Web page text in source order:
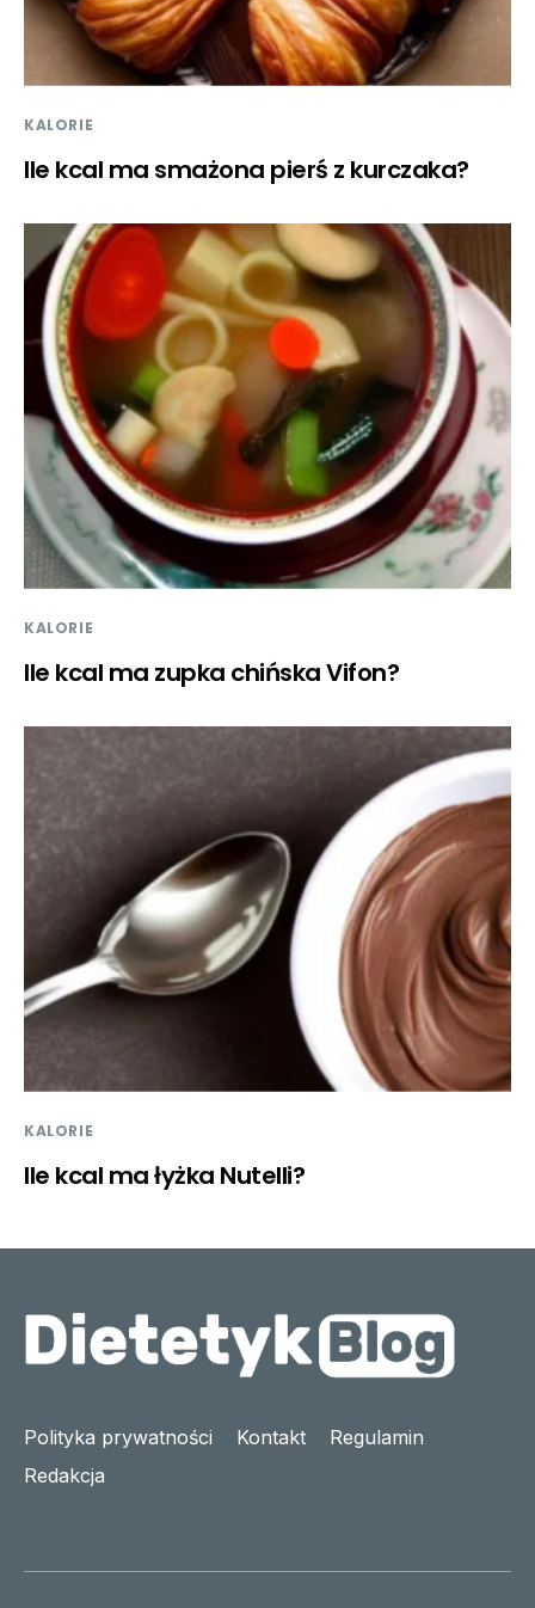
KALORIE
Ile kcal ma smażona pierś z kurczaka?
KALORIE
Ile kcal ma zupka chińska Vifon?
KALORIE
Ile kcal ma łyżka Nutelli?
Polityka prywatności Kontakt
Regulamin
Redakcja